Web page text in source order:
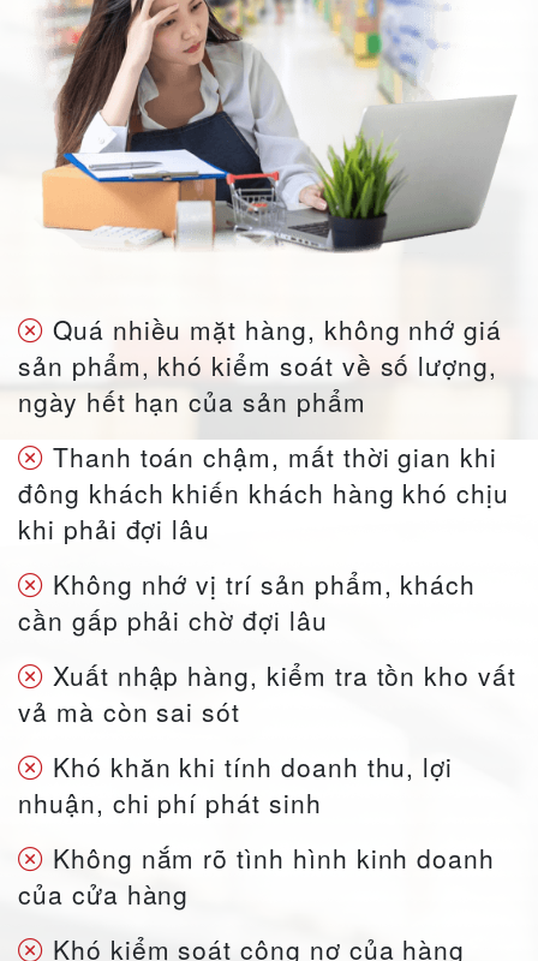
Quá nhiều mặt hàng, không nhớ giá
sản phẩm, khó kiểm soát về số lượng,
ngày hết hạn của sản phẩm
Thanh toán chậm, mất thời gian khi
đông khách khiến khách hàng khó chịu
khi phải đợi lâu
Không nhớ vị trí sản phẩm, khách
cần gấp phải chờ đợi lâu
Xuất nhập hàng, kiểm tra tồn kho vất
vả mà còn sai sót
Khó khăn khi tính doanh thu, lợi
nhuận, chi phí phát sinh
Không nắm rõ tình hình kinh doanh
của cửa hàng
Khó kiểm soát công nợ của hàng